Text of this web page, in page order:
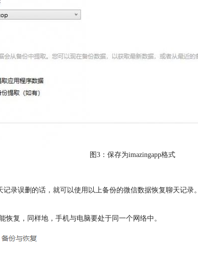
图3：保存为imazingapp格式
录误删的话，就可以使用以上备份的微信数据恢复聊天记录。
恢复，同样地，手机与电脑要处于同一个网络中。